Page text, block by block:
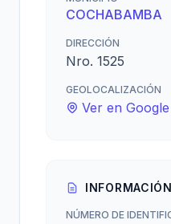
COCHABAMBA
DIRECCIÓN
Nro. 1525
GEOLOCALIZACIÓN
Ver en
NÚMERO DE